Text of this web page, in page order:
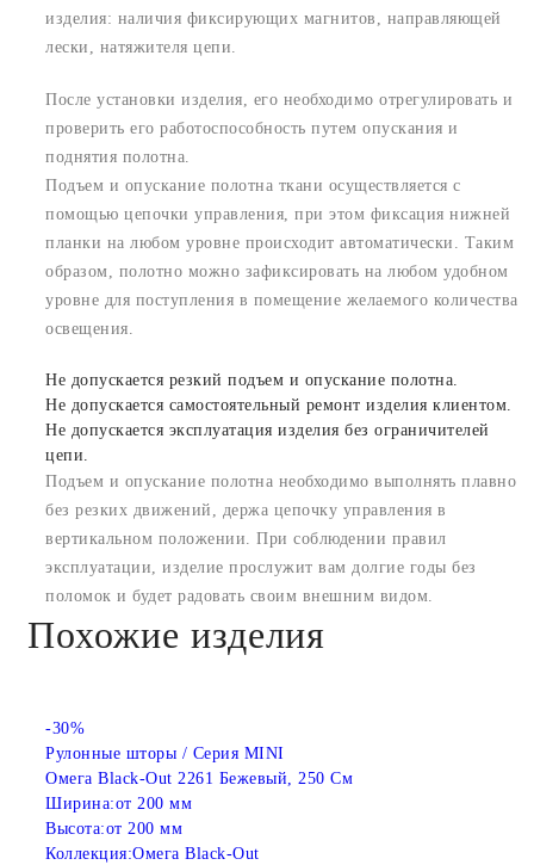
изделия: наличия фиксирующих магнитов, направляющей
лески, натяжителя цепи.
После установки изделия, его необходимо отрегулировать и
проверить его работоспособность путем опускания и
поднятия полотна.
Подъем и опускание полотна ткани осуществляется с
помощью цепочки управления, при этом фиксация нижней
планки на любом уровне происходит автоматически. Таким
образом, полотно можно зафиксировать на любом удобном
уровне для поступления в помещение желаемого количества
освещения.
Не допускается резкий подъем и опускание полотна.
Не допускается самостоятельный ремонт изделия клиентом.
Не допускается эксплуатация изделия без ограничителей
цепи.
Подъем и опускание полотна необходимо выполнять плавно
без резких движений, держа цепочку управления в
вертикальном положении. При соблюдении правил
эксплуатации, изделие прослужит вам долгие годы без
поломок и будет радовать своим внешним видом.
Похожие изделия
-30%
Рулонные шторы / Серия MINI
Омега Black-Out 2261 Бежевый, 250 См
Ширина:от 200 мм
Высота:от 200 мм
Коллекция:Омега Black-Out